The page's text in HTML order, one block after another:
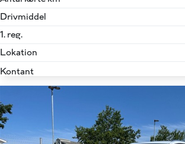
Drivmiddel
1. reg.
Lokation
Kontant